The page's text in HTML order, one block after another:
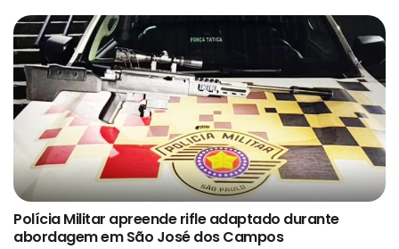
Polícia Militar apreende rifle adaptado durante
abordagem em São José dos Campos